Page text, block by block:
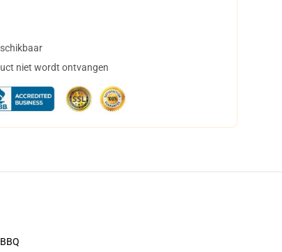
niet wordt ontvangen